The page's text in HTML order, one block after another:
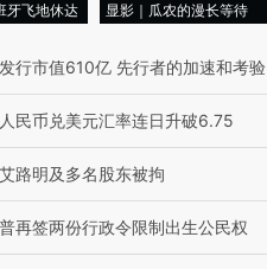
牙飞地休达
显影｜瓜农的漫长等待
行市值610亿 先行者的加速和考验
民币兑美元汇率连日升破6.75
艾路明及多名股东被拘
再签两份行政令限制出生公民权